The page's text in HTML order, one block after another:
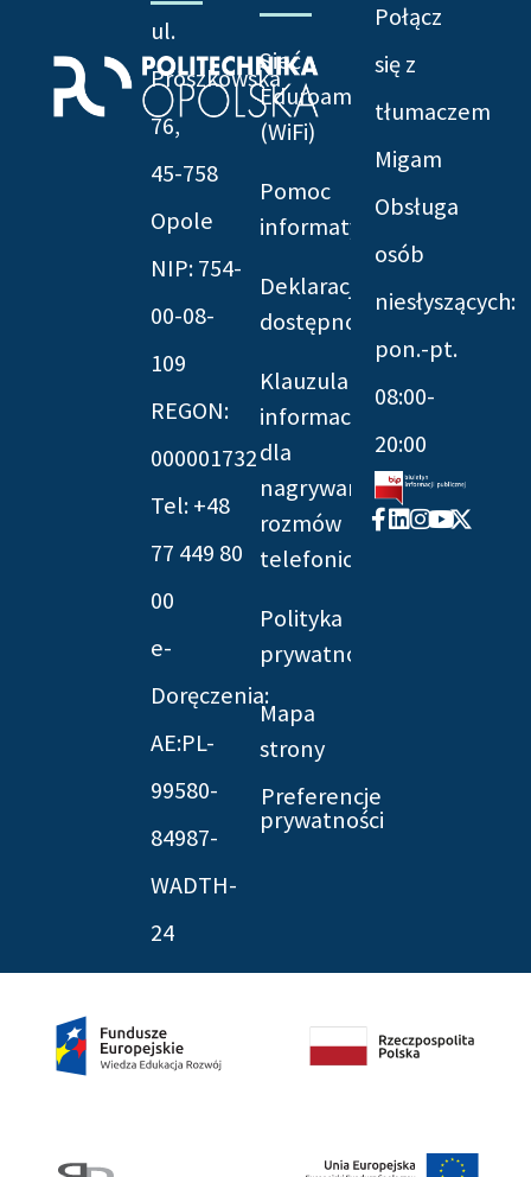
ul.
Prószkowska
76,
45-758
Opole
NIP: 754-
00-08-
109
REGON:
000001732
Tel: +48
77 449 80
00
e-
Doręczenia:
AE:PL-
99580-
84987-
WADTH-
24
Sieć
Eduroam
(WiFi)
Pomoc
informatyczna
Deklaracja
dostępności
Klauzula
informacyjna
dla
nagrywania
rozmów
telefonicznych
Polityka
prywatności
Mapa
strony
Preferencje
prywatności
Połącz
się z
tłumaczem
Migam
Obsługa
osób
niesłyszących:
pon.-pt.
08:00-
20:00
Facebook-
f
Linkedin
Instagram
Youtube
X-
twitter